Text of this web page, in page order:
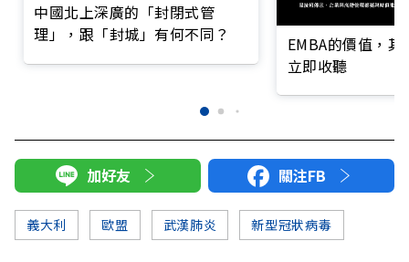
中國北上深廣的「封閉式管
理」，跟「封城」有何不同？
EMBA的價值，
立即收聽
加好友 關注FB
義大利 歐盟 武漢肺炎 新型冠狀病毒